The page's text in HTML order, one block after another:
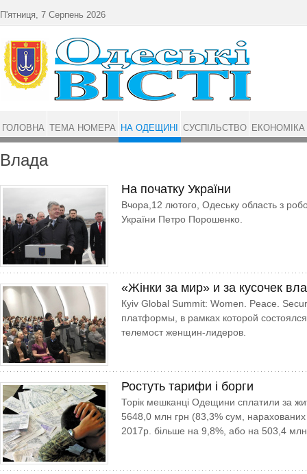
Влада
На початку України
Вчора,12 лютого, Одеську область з
України Петро Порошенко.
«Жiнки за мир» и за кусочек
Кyiv Global Summit: Women. Peace.
платформы, в рамках которой
телемост женщин-лидеров.
Ростуть тарифи і борги
Торік мешканці Одещини сплатили за
5648,0 млн грн (83,3% сум,
2017р. більше на 9,8%, або на 503,4
П'ятниця, 7 Серпень 2026
ГОЛОВНА ТЕМА НОМЕРА НА ОДЕЩИНІ СУСПІЛЬСТВО ЕКОНОМІКА